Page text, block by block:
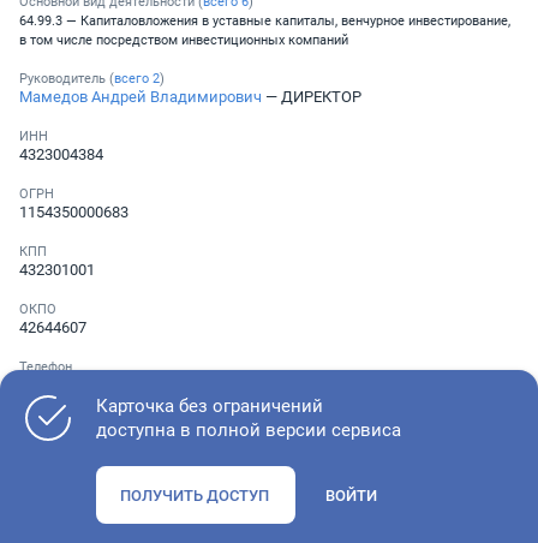
64.99.3 — Капиталовложения в уставные капиталы, венчурное инвестирование,
в том числе посредством инвестиционных компаний
Руководитель (всего 2)
Мамедов Андрей Владимирович — ДИРЕКТОР
ИНН
4323004384
ОГРН
1154350000683
КПП
432301001
ОКПО
42644607
Телефон
Как оценить состояние компании
Карточка без ограничений
доступна в полной версии сервиса
ПОЛУЧИТЬ ДОСТУП ВОЙТИ